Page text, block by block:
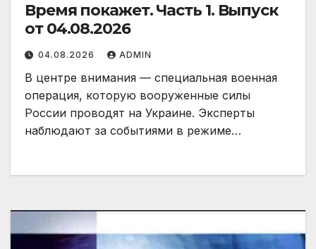
Время покажет. Часть 1. Выпуск
от 04.08.2026
04.08.2026 ADMIN
В центре внимания — специальная военная
операция, которую вооруженные силы
России проводят на Украине. Эксперты
наблюдают за событиями в режиме…